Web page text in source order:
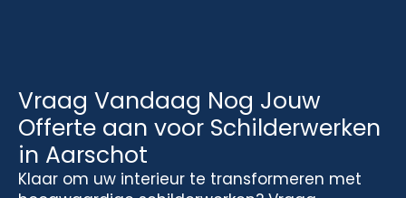
Vraag Vandaag Nog Jouw
Offerte aan voor Schilderwerken
in Aarschot
Klaar om uw interieur te transformeren met